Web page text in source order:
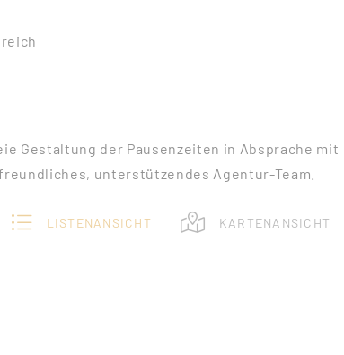
Gestaltung der Pausenzeiten in Absprache mit
unterstützendes Agentur-Team.
LISTENANSICHT KARTENANSICHT